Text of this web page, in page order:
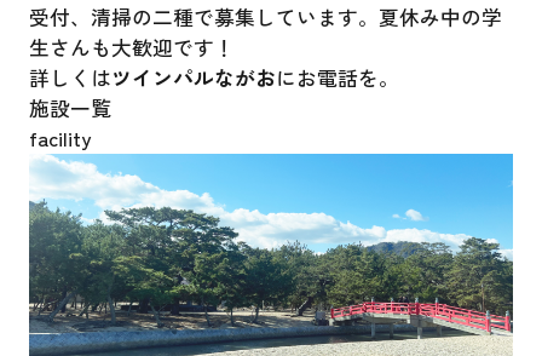
受付、清掃の二種で募集しています。夏休み中の学
生さんも大歓迎です！
詳しくはツインパルながおにお電話を。
施設一覧
facility